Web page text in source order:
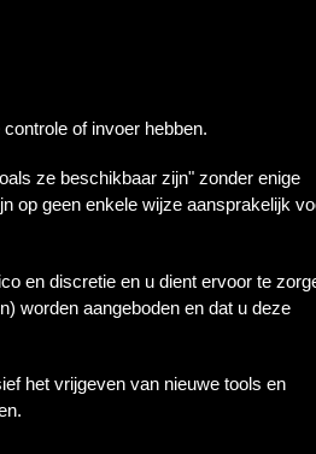
of invoer hebben.
ze beschikbaar zijn" zonder enige
op geen enkele wijze aansprakelijk
en discretie en u dient ervoor te
worden aangeboden en dat u deze
het vrijgeven van nieuwe tools en